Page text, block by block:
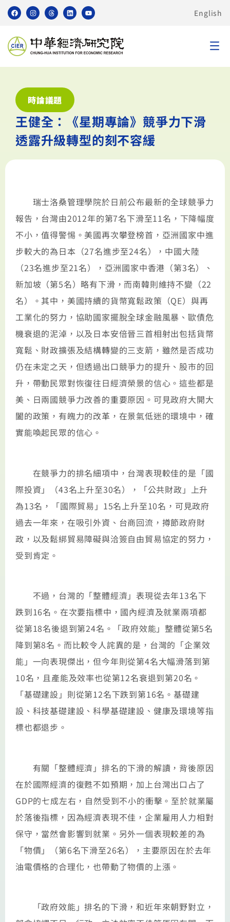
English
時論議題
王健全：《星期專論》競爭力下滑
透露升級轉型的刻不容緩
瑞士洛桑管理學院於日前公布最新的全球競爭力
報告，台灣由2012年的第7名下滑至11名，下降幅度
不小，值得警惕。美國再次攀登榜首，亞洲國家中進
步較大的為日本（27名進步至24名），中國大陸
（23名進步至21名），亞洲國家中香港（第3名）、
新加坡（第5名）略有下滑，而南韓則維持不變（22
名）。其中，美國持續的貨幣寬鬆政策（QE）與再
工業化的努力，協助國家擺脫全球金融風暴、歐債危
機衰退的泥淖，以及日本安倍晉三首相射出包括貨幣
寬鬆、財政擴張及結構轉變的三支箭，雖然是否成功
仍在未定之天，但透過出口競爭力的提升、股市的回
升，帶動民眾對恢復往日經濟榮景的信心。這些都是
美、日兩國競爭力改善的重要原因。可見政府大開大
闔的政策，有魄力的改革，在景氣低迷的環境中，確
實能喚起民眾的信心。
在競爭力的排名細項中，台灣表現較佳的是「國
際投資」（43名上升至30名），「公共財政」上升
為13名，「國際貿易」15名上升至10名，可見政府
過去一年來，在吸引外資、台商回流，撙節政府財
政，以及鬆綁貿易障礙與洽簽自由貿易協定的努力，
受到肯定。
不過，台灣的「整體經濟」表現從去年13名下
跌到16名。在次要指標中，國內經濟及就業兩項都
從第18名後退到第24名。「政府效能」整體從第5名
降到第8名。而比較令人詫異的是，台灣的「企業效
能」一向表現傑出，但今年則從第4名大幅滑落到第
10名，且產能及效率也從第12名衰退到第20名。
「基礎建設」則從第12名下跌到第16名。基礎建
設、科技基礎建設、科學基礎建設、健康及環境等指
標也都退步。
有關「整體經濟」排名的下滑的解讀，背後原因
在於國際經濟的復甦不如預期，加上台灣出口占了
GDP的七成左右，自然受到不小的衝擊。至於就業屬
於落後指標，因為經濟表現不佳，企業雇用人力相對
保守，當然會影響到就業。另外一個表現較差的為
「物價」（第6名下滑至26名），主要原因在於去年
油電價格的合理化，也帶動了物價的上漲。
「政府效能」排名的下滑，和近年來朝野對立，